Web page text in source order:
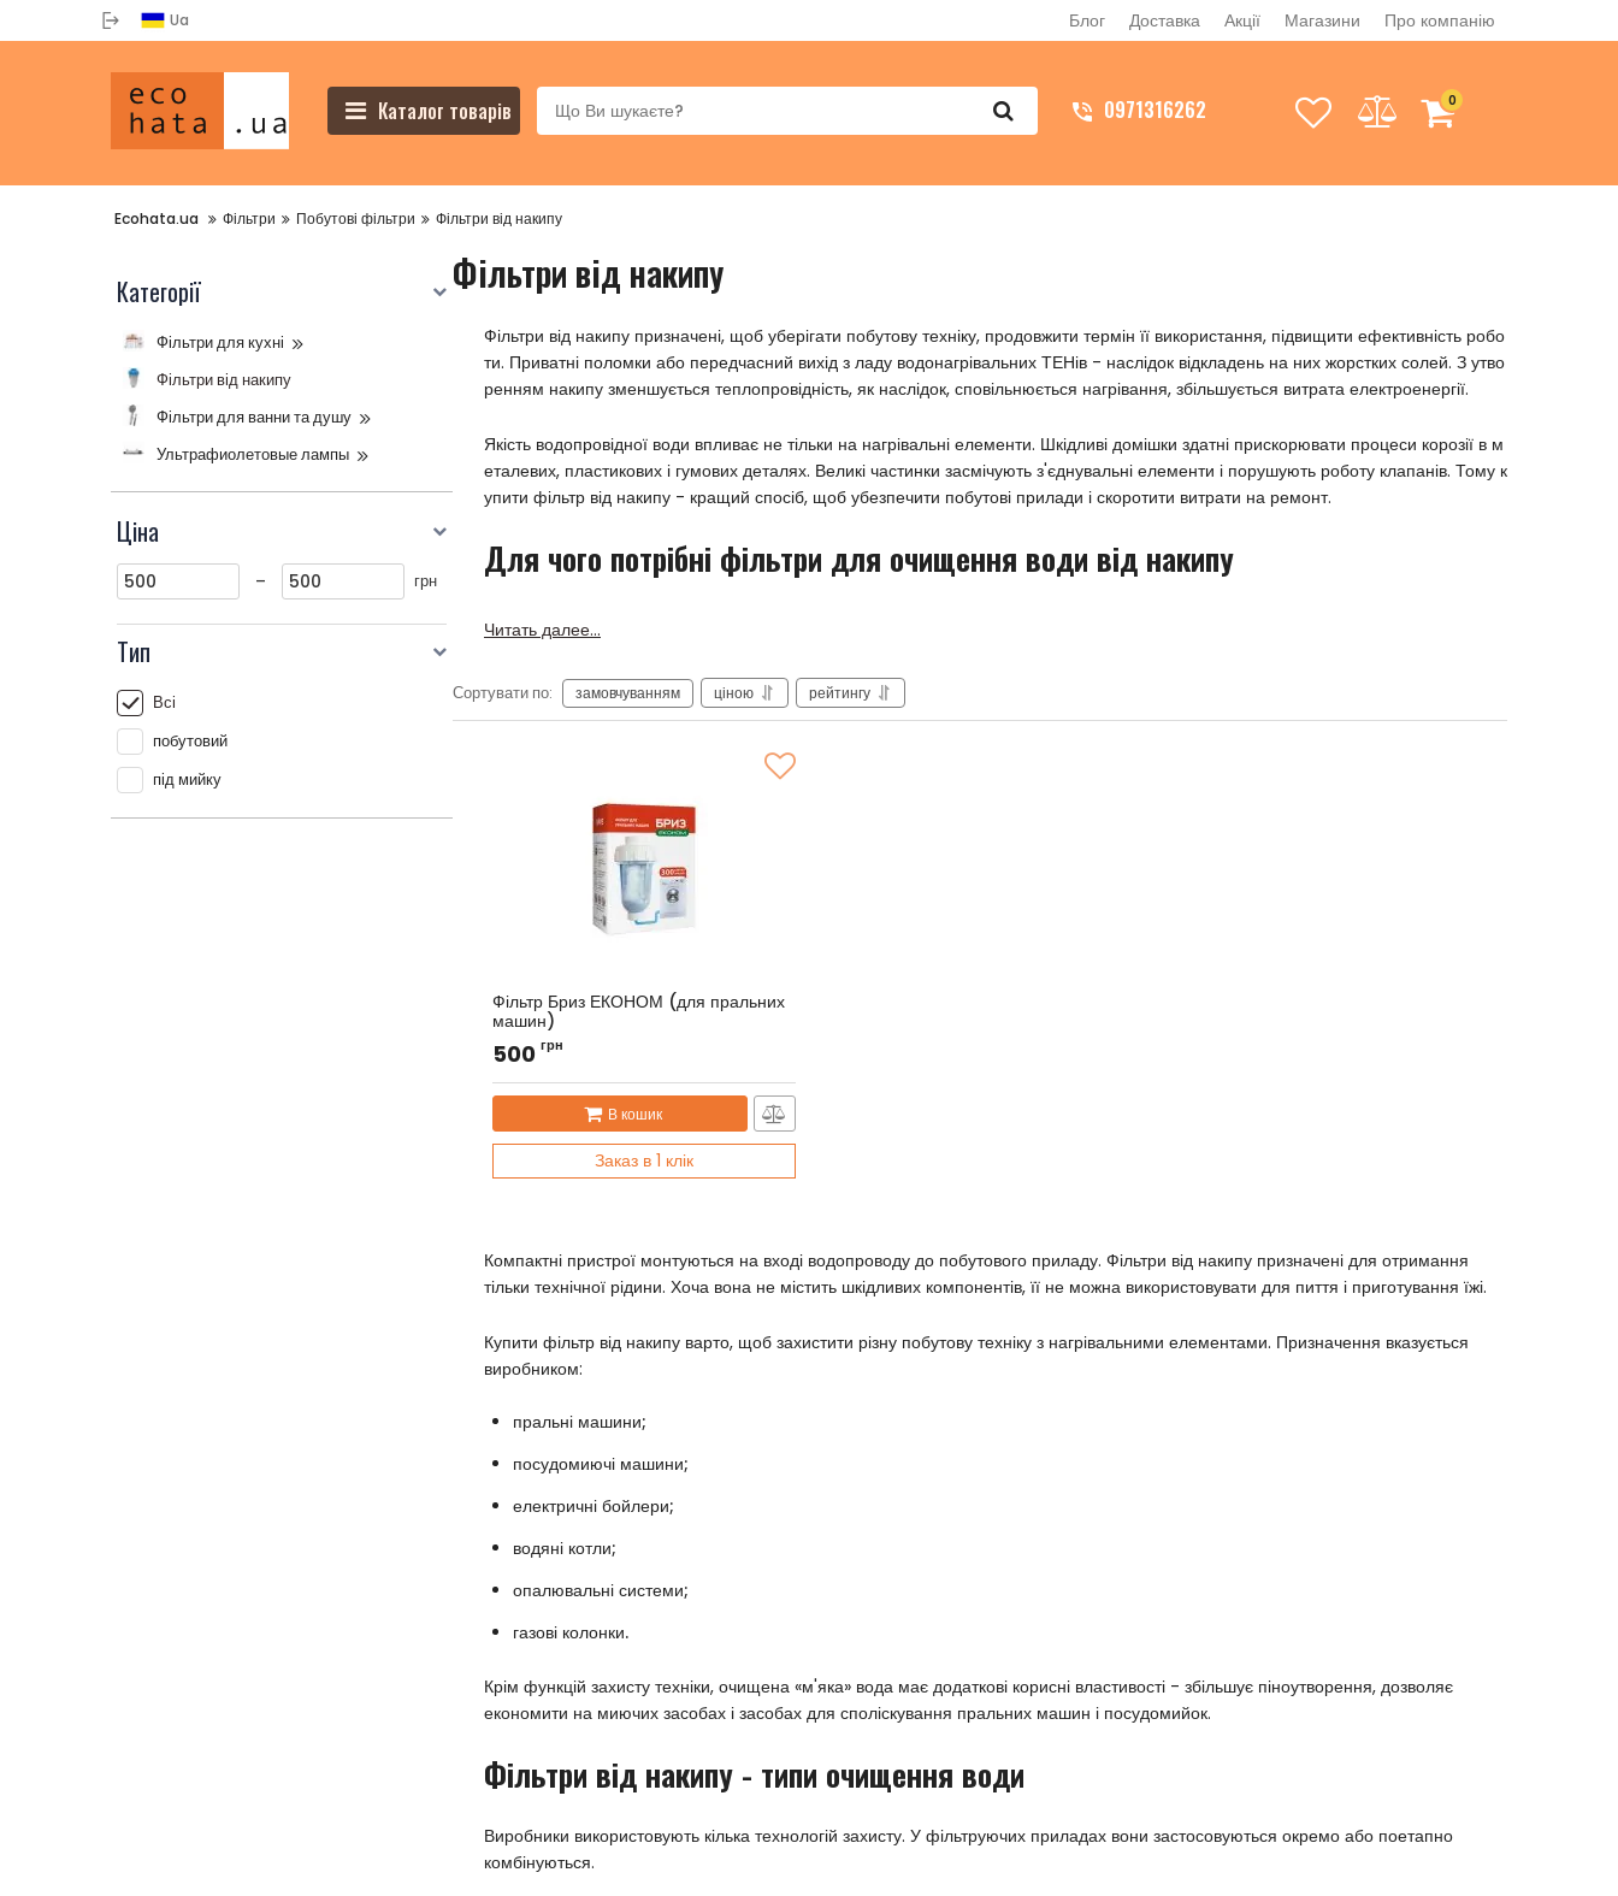
Ua Блог Доставка Акції Магазини Про компанію
Каталог товарів 0971316262 0
Ecohata.ua Фільтри Побутові фільтри Фільтри від накипу
Категорії
Фільтри для кухні
Фільтри від накипу
Фільтри для ванни та душу
Ультрафиолетовые лампы
Ціна
- грн
Тип
Всі
побутовий
під мийку
Фільтри від накипу
Фільтри від накипу призначені, щоб уберігати побутову техніку, продовжити термін її використання, підвищити ефективність робо
ти. Приватні поломки або передчасний вихід з ладу водонагрівальних ТЕНів - наслідок відкладень на них жорстких солей. З утво
ренням накипу зменшується теплопровідність, як наслідок, сповільнюється нагрівання, збільшується витрата електроенергії.
Якість водопровідної води впливає не тільки на нагрівальні елементи. Шкідливі домішки здатні прискорювати процеси корозії в м
еталевих, пластикових і гумових деталях. Великі частинки засмічують з'єднувальні елементи і порушують роботу клапанів. Тому к
упити фільтр від накипу - кращий спосіб, щоб убезпечити побутові прилади і скоротити витрати на ремонт.
Для чого потрібні фільтри для очищення води від накипу
Читать далее...
Сортувати по: замовчуванням ціною рейтингу
Фільтр Бриз ЕКОНОМ (для пральних
машин)
Артикул:BRF0013
500 грн
В кошик
Заказ в 1 клік
Компактні пристрої монтуються на вході водопроводу до побутового приладу. Фільтри від накипу призначені для отримання
тільки технічної рідини. Хоча вона не містить шкідливих компонентів, її не можна використовувати для пиття і приготування їжі.
Купити фільтр від накипу варто, щоб захистити різну побутову техніку з нагрівальними елементами. Призначення вказується
виробником:
пральні машини;
посудомиючі машини;
електричні бойлери;
водяні котли;
опалювальні системи;
газові колонки.
Крім функцій захисту техніки, очищена «м'яка» вода має додаткові корисні властивості - збільшує піноутворення, дозволяє
економити на миючих засобах і засобах для споліскування пральних машин і посудомийок.
Фільтри від накипу - типи очищення води
Виробники використовують кілька технологій захисту. У фільтруючих приладах вони застосовуються окремо або поетапно
комбінуються.